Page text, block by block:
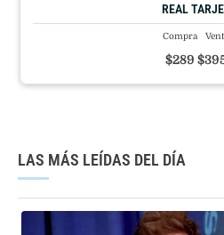
REAL
Compra
$289
LAS MÁS LEÍDAS DEL DÍA